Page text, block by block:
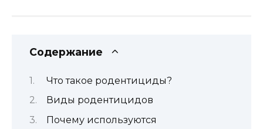
Содержание
Что такое родентициды?
Виды родентицидов
Почему используются